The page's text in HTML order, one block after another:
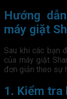
Hướng
máy giặt
Sau khi các bạn
của máy giặt
đơn giản theo sự
1. Kiểm tra